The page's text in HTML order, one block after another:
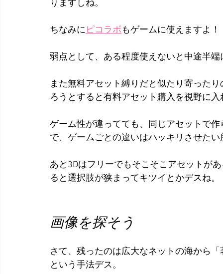
りますしね。
ちなみにピコラボもゲームに使えますよ！
弱点として、ある程度使えないと中途半
また無料アセット縛りだと似たり寄った
ろうとすると有料アセット購入を視野に
ゲーム性が違ってても、同じアセットで
で、ゲームごとの違いはハッキリさせたい
あと3Dはフリーでもそこそこアセットが
ると選択肢が狭まってキツイとかデスね。
画像を探そう
さて、残ったのは広大なネットの海から
という手法デス。